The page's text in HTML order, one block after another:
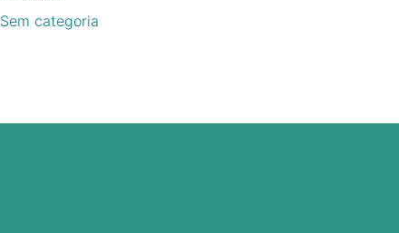
Sem categoria